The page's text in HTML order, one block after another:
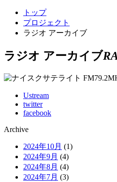
トップ
プロジェクト
ラジオ アーカイブ
ラジオ アーカイブ
Ustream
twitter
facebook
Archive
2024年10月 (1)
2024年9月 (4)
2024年8月 (4)
2024年7月 (3)